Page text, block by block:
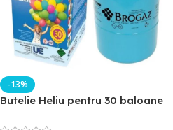
-13%
Butelie Heliu pentru 30 baloane